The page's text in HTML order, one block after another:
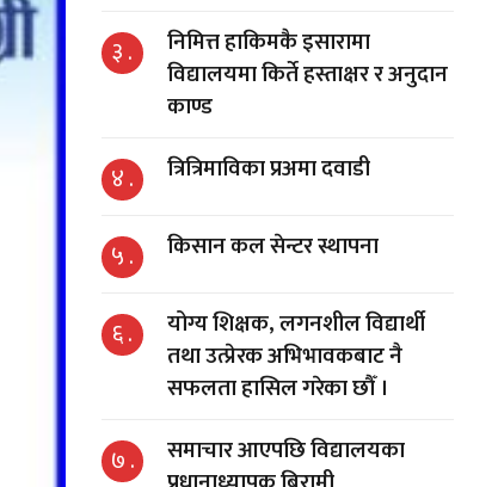
३ .
निमित्त हाकिमकै इसारामा
विद्यालयमा किर्ते हस्ताक्षर र अनुदान
काण्ड
४ . त्रित्रिमाविका प्रअमा दवाडी
५ . किसान कल सेन्टर स्थापना
६ .
योग्य शिक्षक, लगनशील विद्यार्थी
तथा उत्प्रेरक अभिभावकबाट नै
सफलता हासिल गरेका छौँ ।
७ .
समाचार आएपछि विद्यालयका